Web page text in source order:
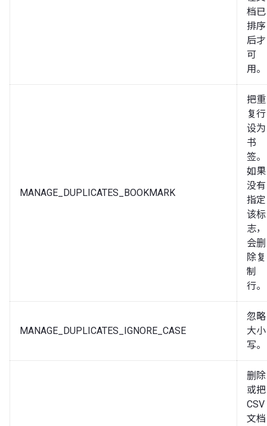
档已
排序
后才
可
用。
MANAGE_DUPLICATES_BOOKMARK
把重
复行
设为
书
签。
如果
没有
指定
该标
志，
会删
除复
制
行。
MANAGE_DUPLICATES_IGNORE_CASE
忽略
大小
写。
删除
或把
CSV
文档